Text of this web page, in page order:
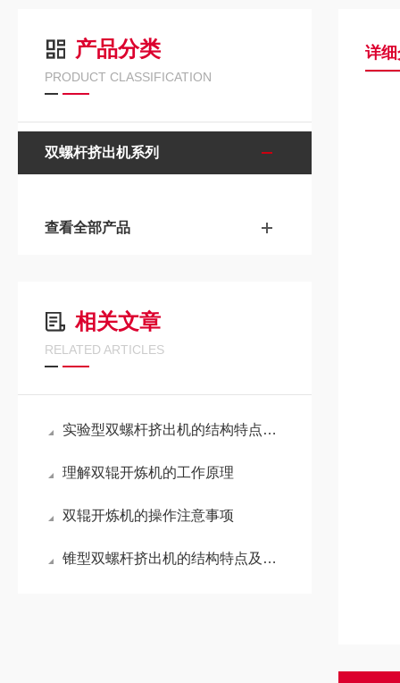
产品分类
PRODUCT CLASSIFICATION
双螺杆挤出机系列
查看全部产品
相关文章
RELATED ARTICLES
实验型双螺杆挤出机的结构特点及应用领域
理解双辊开炼机的工作原理
双辊开炼机的操作注意事项
锥型双螺杆挤出机的结构特点及使用注意事项
详